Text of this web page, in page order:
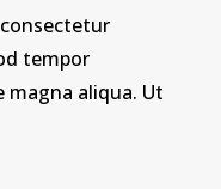
tempor
aliqua. Ut